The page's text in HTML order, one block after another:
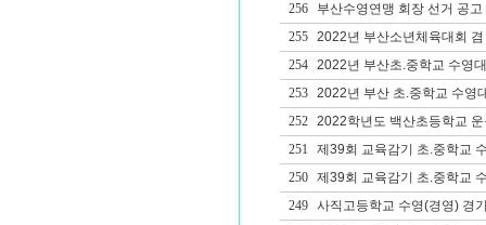
256
부산수영연맹 회장 선거 공고
255
2022년 부산소년체육대회
254
2022년 부산초.중학교 수영
253
2022년 부산 초.중학교 수영
252
2022학년도 백산초등학교
251
제39회 교육감기 초.중학교
250
제39회 교육감기 초.중학교
249
사직고등학교 수영(경영) 경